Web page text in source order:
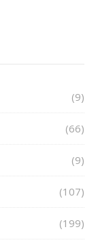
(9)
(66)
(9)
(107)
(199)